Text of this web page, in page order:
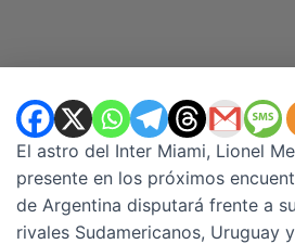
El astro del Inter Miami, Lionel
presente en los próximos
de Argentina disputará frente a
rivales Sudamericanos, Uruguay